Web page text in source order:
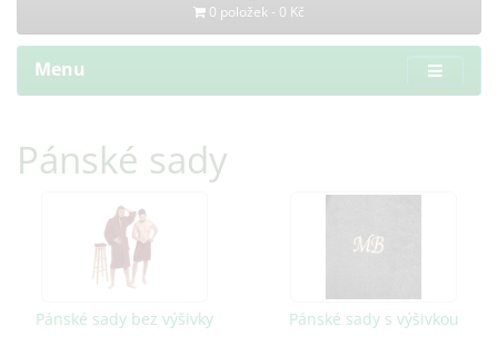
0 položek - 0 Kč
Menu
Pánské sady
Pánské sady bez výšivky Pánské sady s výšivkou